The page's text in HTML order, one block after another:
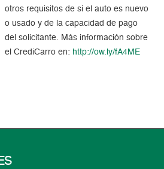
otros requisitos de si el auto es nuevo
o usado y de la capacidad de pago
del solicitante. Más información sobre
el CrediCarro en: http://ow.ly/fA4ME